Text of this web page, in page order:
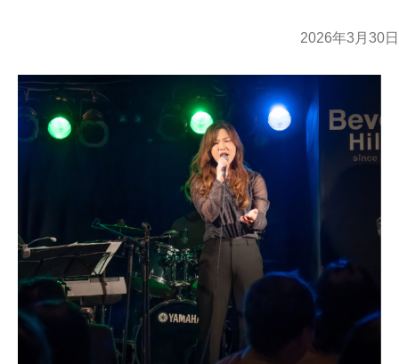
2026年3月30日